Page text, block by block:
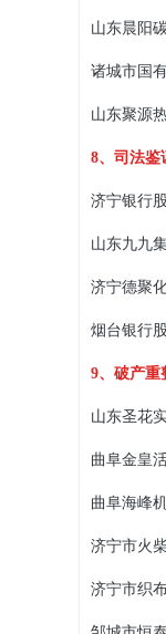
山东晨阳
诸城市国
山东聚源
8、司法鉴
济宁银行
山东九九
济宁德聚
烟台银行
9、破产重
山东圣花
曲阜金皇
曲阜海峰
济宁市火
济宁市织